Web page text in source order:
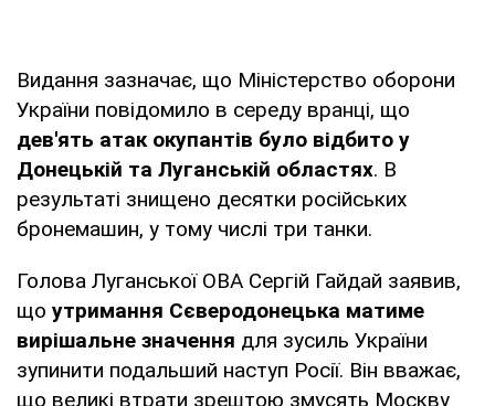
Видання зазначає, що Міністерство оборони
України повідомило в середу вранці, що
дев'ять атак окупантів було відбито у
Донецькій та Луганській областях. В
результаті знищено десятки російських
бронемашин, у тому числі три танки.
Голова Луганської ОВА Сергій Гайдай заявив,
що утримання Сєверодонецька матиме
вирішальне значення для зусиль України
зупинити подальший наступ Росії. Він вважає,
що великі втрати зрештою змусять Москву